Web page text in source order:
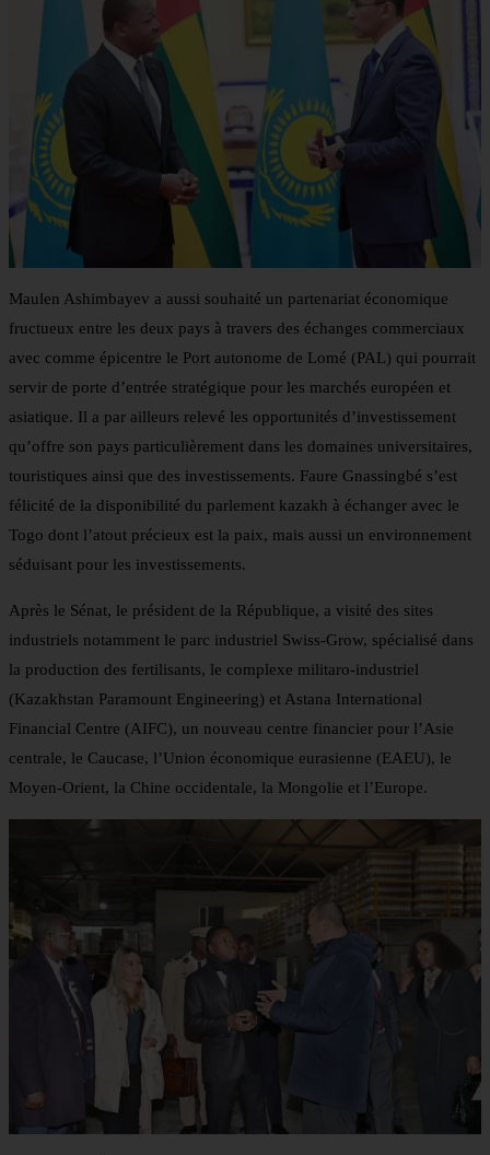
Maulen Ashimbayev a aussi souhaité un partenariat économique
fructueux entre les deux pays à travers des échanges commerciaux
avec comme épicentre le Port autonome de Lomé (PAL) qui pourrait
servir de porte d’entrée stratégique pour les marchés européen et
asiatique. Il a par ailleurs relevé les opportunités d’investissement
qu’offre son pays particulièrement dans les domaines universitaires,
touristiques ainsi que des investissements. Faure Gnassingbé s’est
félicité de la disponibilité du parlement kazakh à échanger avec le
Togo dont l’atout précieux est la paix, mais aussi un environnement
séduisant pour les investissements.
Après le Sénat, le président de la République, a visité des sites
industriels notamment le parc industriel Swiss-Grow, spécialisé dans
la production des fertilisants, le complexe militaro-industriel
(Kazakhstan Paramount Engineering) et Astana International
Financial Centre (AIFC), un nouveau centre financier pour l’Asie
centrale, le Caucase, l’Union économique eurasienne (EAEU), le
Moyen-Orient, la Chine occidentale, la Mongolie et l’Europe.